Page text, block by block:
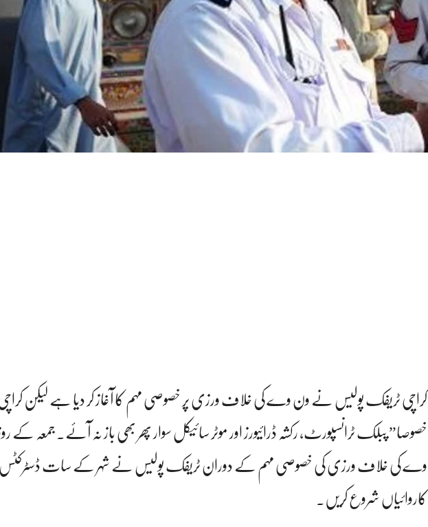
کراچی ٹریفک پولیس نے ون وے کی خلاف ورزی پر خصوصی مہم کا آغاز کر دیا ہے لیکن
خصوصا” پبلک ٹرانسپورٹ، رکشہ ڈرائیورز اور موٹر سائیکل سوار پھر بھی باز نہ آئے۔ جمعہ کے
وے کی خلاف ورزی کی خصوصی مہم کے دوران ٹریفک پولیس نے شہر کے سات
کاروائیاں شروع کریں۔